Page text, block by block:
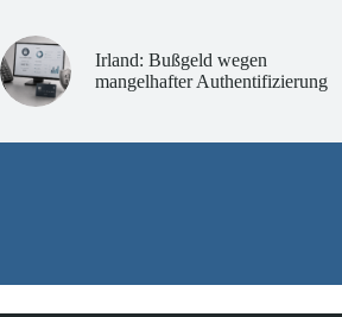
Irland: Bußgeld wegen
mangelhafter Authentifizierung